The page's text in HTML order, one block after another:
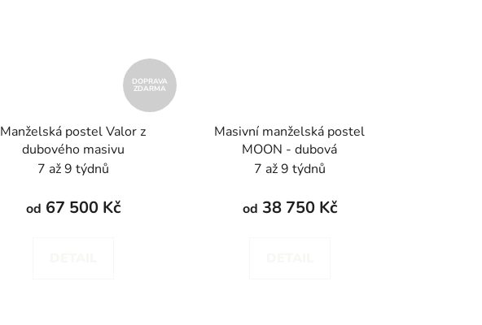
DOPRAVA
ZDARMA
Manželská postel Valor z
dubového masivu
7 až 9 týdnů
od 67 500 Kč
Masivní manželská postel
MOON - dubová
7 až 9 týdnů
od 38 750 Kč